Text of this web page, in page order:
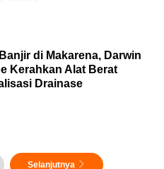
di Makarena, Darwin
Kerahkan Alat Berat
Drainase
Selanjutnya